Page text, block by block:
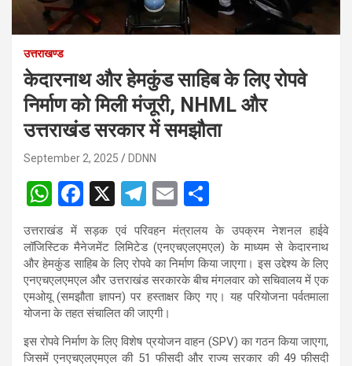
उत्तराखण्ड
केदारनाथ और हेमकुंड साहिब के लिए रोपवे
निर्माण को मिली मंजूरी, NHML और
उत्तराखंड सरकार में समझौता
September 2, 2025 DDNN
W
h
at
s
A
p
p
F
a
ce
b
o
o
k
X
T
el
e
gr
a
m
E
m
ail
h
ar
e
उत्तराखंड में सड़क एवं परिवहन मंत्रालय के उपक्रमनेशनल हाईवे
लॉजिस्टिक मैनेजमेंट लिमिटेड (एनएचएलएमएल) के माध्यम सेकेदारनाथ
और हेमकुंड साहिबके लिए रोपवे का निर्माण किया जाएगा। इस उद्देश्य के लिए
एनएचएलएमएल और उत्तराखंड सरकारके बीच मंगलवार को सचिवालय में एक
एमओयू (समझौता ज्ञापन) पर हस्ताक्षर किए गए। यह परियोजनापर्वतमाला
योजनाके तहत संचालित की जाएगी।
इस रोपवे निर्माण के लिएविशेष प्रयोजन वाहन (SPV) का गठन किया जाएगा,
जिसमेंएनएचएलएमएल की 51 फीसदी और राज्य सरकार की 49 फीसदी